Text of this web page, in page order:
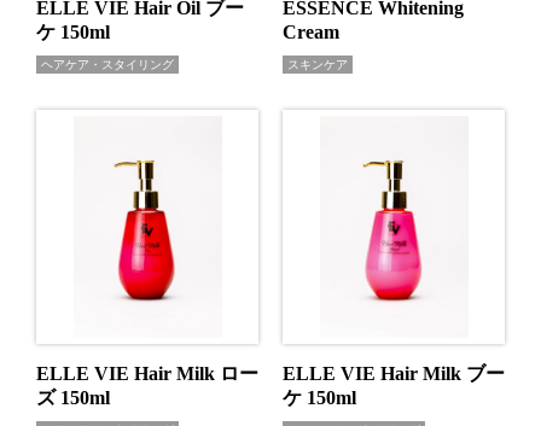
ELLE VIE Hair Oil ブー
ケ 150ml
ヘアケア・スタイリング
ESSENCE Whitening
Cream
スキンケア
ELLE VIE Hair Milk ロー
ズ 150ml
ELLE VIE Hair Milk ブー
ケ 150ml